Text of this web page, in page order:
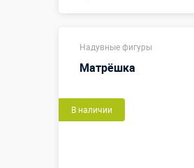
Размеры, м:
Больше деталей →
Надувные фигуры
Матрёшка
В наличии